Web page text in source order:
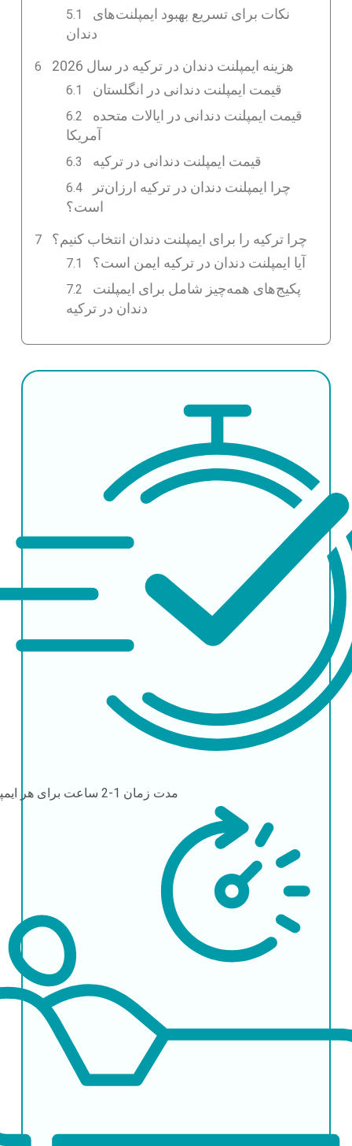
نکات برای تسریع بهبود ایمپلنت‌های
دندان
هزینه ایمپلنت دندان در ترکیه در سال 2026
قیمت ایمپلنت دندانی در انگلستان
قیمت ایمپلنت دندانی در ایالات متحده
آمریکا
قیمت ایمپلنت دندانی در ترکیه
چرا ایمپلنت دندان در ترکیه ارزان‌تر
است؟
چرا ترکیه را برای ایمپلنت دندان انتخاب کنیم؟
آیا ایمپلنت دندان در ترکیه ایمن است؟
پکیج‌های همه‌چیز شامل برای ایمپلنت
دندان در ترکیه
مدت زمان 1-2 ساعت برای هر ایمپلنت